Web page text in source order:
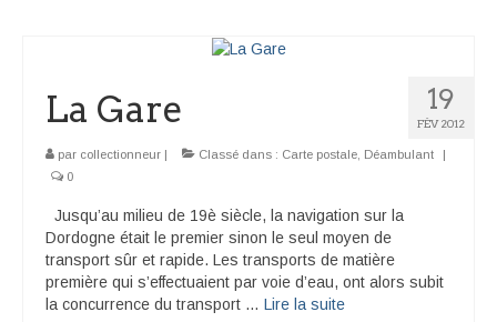
19
FÉV 2012
La Gare
par collectionneur Classé dans : Carte postale Déambulant
0
Jusqu’au milieu de 19è siècle, la navigation sur la
Dordogne était le premier sinon le seul moyen de
transport sûr et rapide. Les transports de matière
première qui s’effectuaient par voie d’eau, ont alors subit
la concurrence du transport … Lire la suite­­